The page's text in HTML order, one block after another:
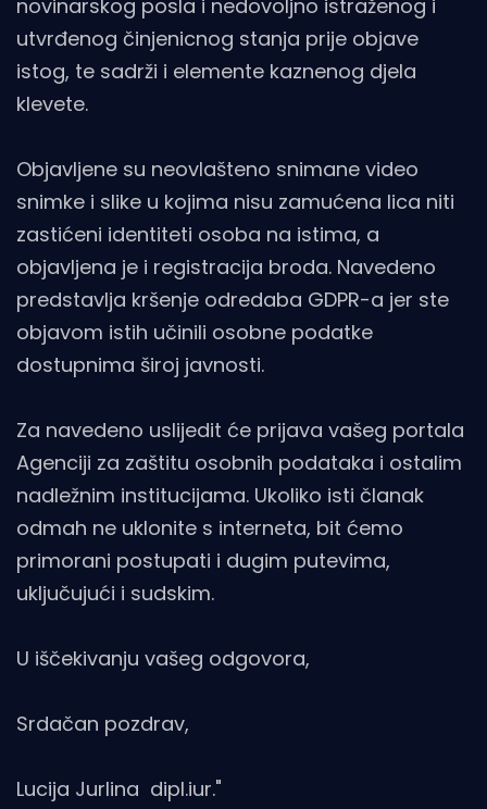
novinarskog posla i nedovoljno istraženog i
utvrđenog činjenicnog stanja prije objave
istog, te sadrži i elemente kaznenog djela
klevete.
Objavljene su neovlašteno snimane video
snimke i slike u kojima nisu zamućena lica niti
zastićeni identiteti osoba na istima, a
objavljena je i registracija broda. Navedeno
predstavlja kršenje odredaba GDPR-a jer ste
objavom istih učinili osobne podatke
dostupnima široj javnosti.
Za navedeno uslijedit će prijava vašeg portala
Agenciji za zaštitu osobnih podataka i ostalim
nadležnim institucijama. Ukoliko isti članak
odmah ne uklonite s interneta, bit ćemo
primorani postupati i dugim putevima,
uključujući i sudskim.
U iščekivanju vašeg odgovora,
Srdačan pozdrav,
Lucija Jurlina dipl.iur."